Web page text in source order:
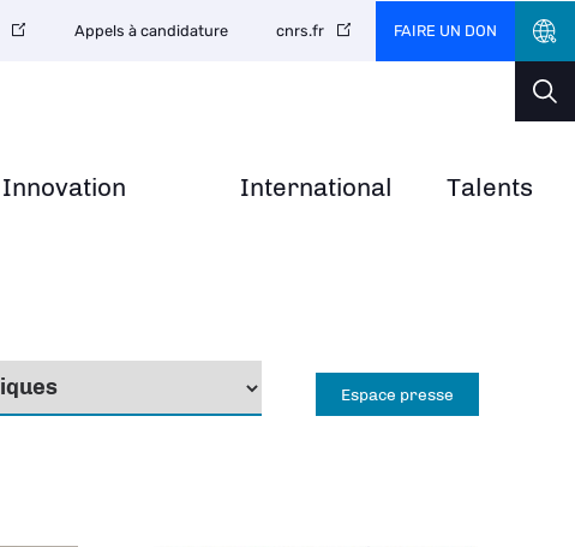
Innovation International Talents
Appels à candidature cnrs.fr FAIRE UN DON
Espace presse